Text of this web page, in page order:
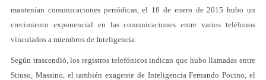
mantenían comunicaciones periódicas, el 18 de enero de 2015 hubo un
crecimiento exponencial en las comunicaciones entre varios teléfonos
vinculados a miembros de Inteligencia.
Según trascendió, los registros telefónicos indican que hubo llamadas entre
Stiuso, Massino, el también exagente de Inteligencia Fernando Pocino, el